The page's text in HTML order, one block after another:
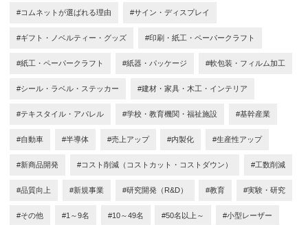
#コムネットが選ばれる理由 #サイン・ディスプレイ
#ギフト・ノベルティー・グッズ #印刷・紙工・ペーパークラフト
#紙工・ペーパークラフト #紙器・パッケージ #軟包装・フィルム加工
#シール・ラベル・ステッカー #建材・家具・木工・インテリア
#テキスタイル・アパレル #学校・教育機関・福祉施設 #基幹産業
#自動車 #半導体 #売上アップ #内製化 #生産性アップ
#新商品開発 #コスト削減（コストカット・コストダウン） #工数削減
#品質向上 #新規事業 #研究開発（R&D） #教育 #実験・研究
#その他 #1～9名 #10～49名 #50名以上～ #小型レーザー